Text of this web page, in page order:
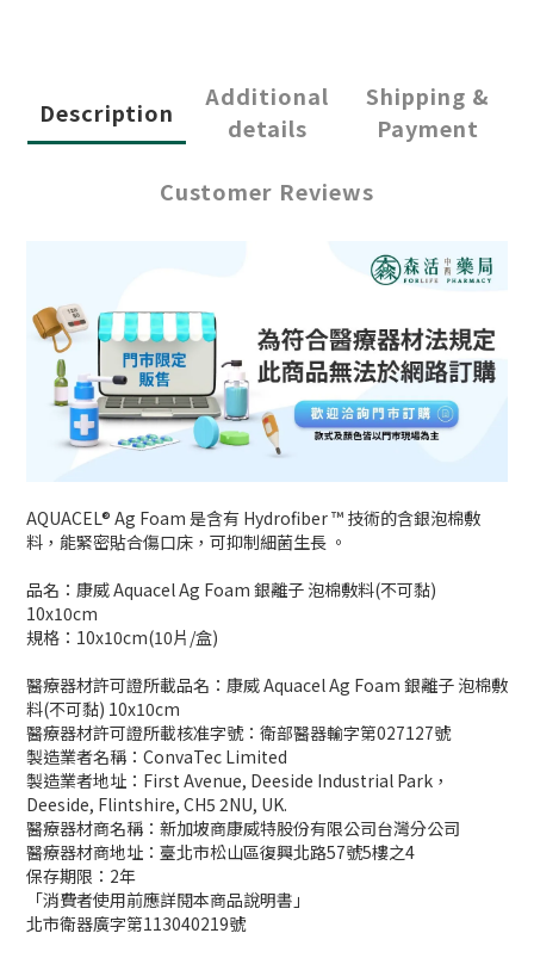
Description
Additional
details
Shipping &
Payment
Customer Reviews
AQUACEL® Ag Foam 是含有 Hydrofiber ™ 技術的含銀泡棉敷
料，能緊密貼合傷口床，可抑制細菌生長 。
品名：康威 Aquacel Ag Foam 銀離子 泡棉敷料(不可黏)
10x10cm
規格：10x10cm(10片/盒)
醫療器材許可證所載品名：康威 Aquacel Ag Foam 銀離子 泡棉敷
料(不可黏) 10x10cm
醫療器材許可證所載核准字號：衛部醫器輸字第027127號
製造業者名稱：ConvaTec Limited
製造業者地址：First Avenue, Deeside Industrial Park，
Deeside, Flintshire, CH5 2NU, UK.
醫療器材商名稱：新加坡商康威特股份有限公司台灣分公司
醫療器材商地址：臺北市松山區復興北路57號5樓之4
保存期限：2年
「消費者使用前應詳閱本商品說明書」
北市衛器廣字第113040219號